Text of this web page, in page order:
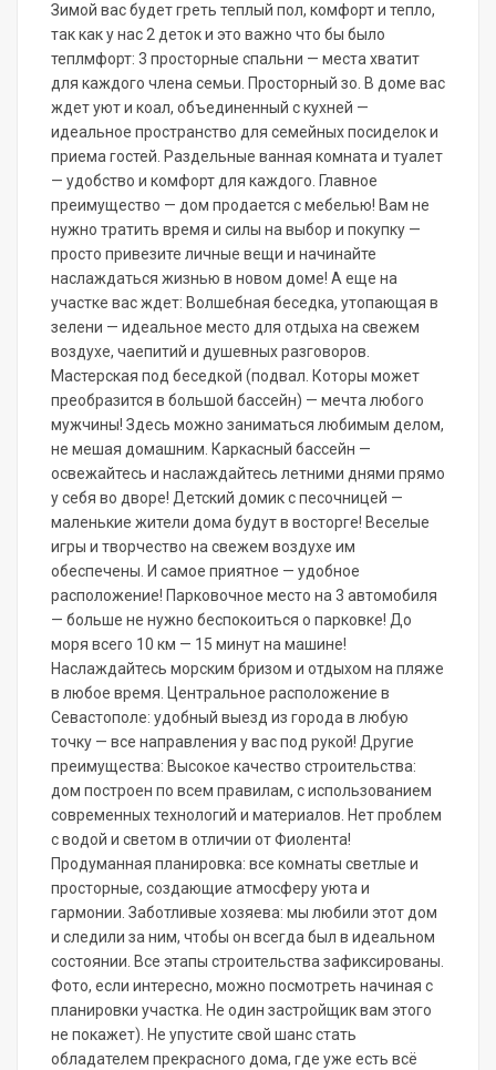
Зимой вас будет греть теплый пол, комфорт и тепло,
так как у нас 2 деток и это важно что бы было
теплмфорт: 3 просторные спальни — места хватит
для каждого члена семьи. Просторный зо. В доме вас
ждет уют и коал, объединенный с кухней —
идеальное пространство для семейных посиделок и
приема гостей. Раздельные ванная комната и туалет
— удобство и комфорт для каждого. Главное
преимущество — дом продается с мебелью! Вам не
нужно тратить время и силы на выбор и покупку —
просто привезите личные вещи и начинайте
наслаждаться жизнью в новом доме! А еще на
участке вас ждет: Волшебная беседка, утопающая в
зелени — идеальное место для отдыха на свежем
воздухе, чаепитий и душевных разговоров.
Мастерская под беседкой (подвал. Которы может
преобразится в большой бассейн) — мечта любого
мужчины! Здесь можно заниматься любимым делом,
не мешая домашним. Каркасный бассейн —
освежайтесь и наслаждайтесь летними днями прямо
у себя во дворе! Детский домик с песочницей —
маленькие жители дома будут в восторге! Веселые
игры и творчество на свежем воздухе им
обеспечены. И самое приятное — удобное
расположение! Парковочное место на 3 автомобиля
— больше не нужно беспокоиться о парковке! До
моря всего 10 км — 15 минут на машине!
Наслаждайтесь морским бризом и отдыхом на пляже
в любое время. Центральное расположение в
Севастополе: удобный выезд из города в любую
точку — все направления у вас под рукой! Другие
преимущества: Высокое качество строительства:
дом построен по всем правилам, с использованием
современных технологий и материалов. Нет проблем
с водой и светом в отличии от Фиолента!
Продуманная планировка: все комнаты светлые и
просторные, создающие атмосферу уюта и
гармонии. Заботливые хозяева: мы любили этот дом
и следили за ним, чтобы он всегда был в идеальном
состоянии. Все этапы строительства зафиксированы.
Фото, если интересно, можно посмотреть начиная с
планировки участка. Не один застройщик вам этого
не покажет). Не упустите свой шанс стать
обладателем прекрасного дома, где уже есть всё